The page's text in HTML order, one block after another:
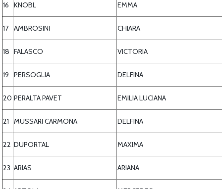
16 KNOBL EMMA
17 AMBROSINI CHIARA
18 FALASCO VICTORIA
19 PERSOGLIA DELFINA
20 PERALTA PAVET EMILIA LUCIANA
21 MUSSARI CARMONA DELFINA
22 DUPORTAL MAXIMA
23 ARIAS ARIANA